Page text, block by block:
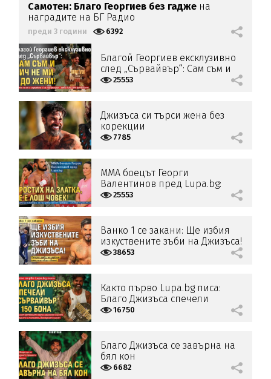
Самотен: Благо Георгиев без гадже на
наградите на БГ Радио
преди 3 години 6392
Благой Георгиев ексклузивно
след „Сървайвър“: Сам съм и
хич не ми е до жени!
25553
Джизъса си търси жена без
корекции
7785
ММА боецът Георги
Валентинов пред Lupa.bg:
Простих на Златка, не е лош
25553
Ванко 1 се закани: Ще избия
изкуствените зъби на Джизъса!
38653
Както първо Lupa.bg писа:
Благо Джизъса спечели
"Сървайвър" и 150 бона
16750
Благо Джизъса се завърна на
бял кон
6682